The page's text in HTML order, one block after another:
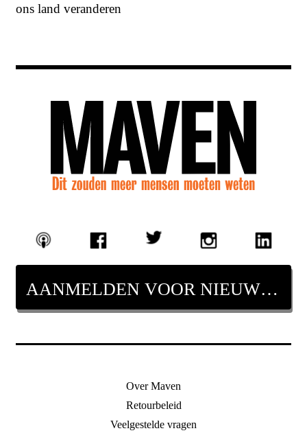
ons land veranderen
AANMELDEN VOOR NIEUWSBRIEF
Over Maven
Retourbeleid
Veelgestelde vragen